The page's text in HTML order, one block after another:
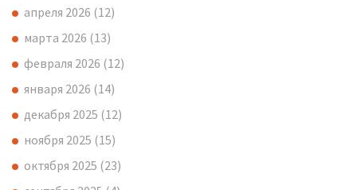
апреля 2026 (12)
марта 2026 (13)
февраля 2026 (12)
января 2026 (14)
декабря 2025 (12)
ноября 2025 (15)
октября 2025 (23)